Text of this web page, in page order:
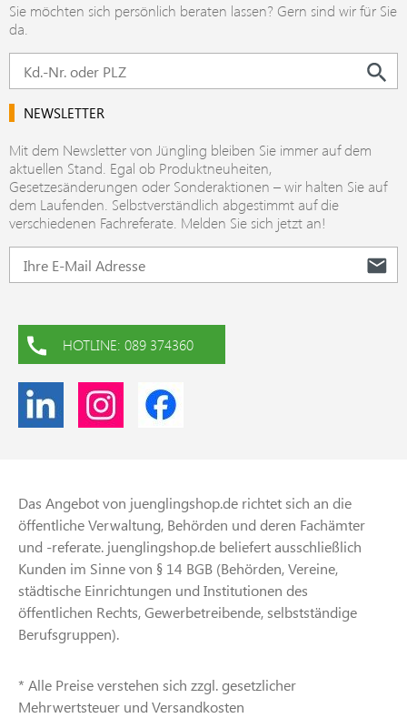
Sie möchten sich persönlich beraten lassen? Gern sind wir für Sie
da.
NEWSLETTER
Mit dem Newsletter von Jüngling bleiben Sie immer auf dem
aktuellen Stand. Egal ob Produktneuheiten,
Gesetzesänderungen oder Sonderaktionen – wir halten Sie auf
dem Laufenden. Selbstverständlich abgestimmt auf die
verschiedenen Fachreferate. Melden Sie sich jetzt an!
HOTLINE: 089 374360
Das Angebot von juenglingshop.de richtet sich an die
öffentliche Verwaltung, Behörden und deren Fachämter
und -referate. juenglingshop.de beliefert ausschließlich
Kunden im Sinne von § 14 BGB (Behörden, Vereine,
städtische Einrichtungen und Institutionen des
öffentlichen Rechts, Gewerbetreibende, selbstständige
Berufsgruppen).
* Alle Preise verstehen sich zzgl. gesetzlicher
Mehrwertsteuer und Versandkosten